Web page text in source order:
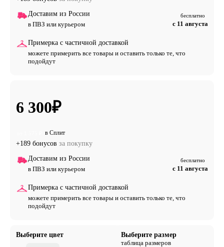
Доставим из России
в ПВЗ или курьером
бесплатно
с 11 августа
Примерка с частичной доставкой
можете примерить все товары и оставить только те, что
подойдут
6 300₽
в Сплит
+189 бонусов за покупку
Доставим из России
в ПВЗ или курьером
бесплатно
с 11 августа
Примерка с частичной доставкой
можете примерить все товары и оставить только те, что
подойдут
Выберите цвет
Выберите размер
таблица размеров